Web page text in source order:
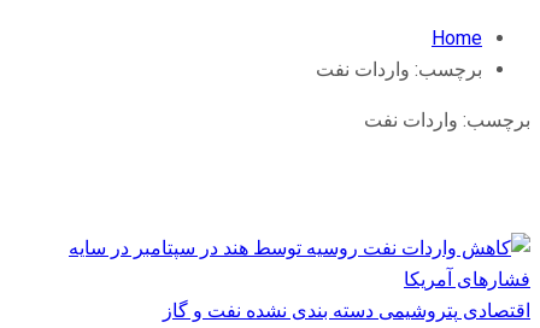
Home
برچسب: واردات نفت
برچسب: واردات نفت
اقتصادی پتروشیمی دسته بندی نشده نفت و گاز